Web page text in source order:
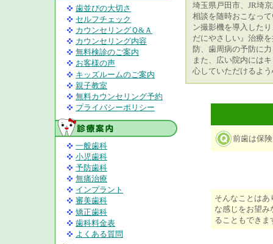
歯並びの大切さ
セルフチェック
カウンセリングＱ&Ａ
カウンセリング内容
無料検診のご案内
お客様の声
キッズルームのご案内
親子教室
無料カウンセリング予約
プライバシーポリシー
一般歯科
小児歯科
予防歯科
無痛治療
インプラント
審美歯科
矯正歯科
歯科料金表
よくある質問
埼玉県戸田市、JR埼
相談を随時おこなっ
ン撮影機を導入した
だにやさしい』治療
防、歯周病の予防に
また、広い院内には
心していただけるよ
前歯は保
そんなことは
な感じをお望
ることもできま